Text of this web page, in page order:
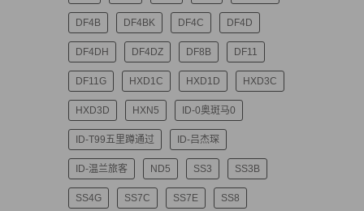
DF4B DF4BK DF4C DF4D
DF4DH DF4DZ DF8B DF11
DF11G HXD1C HXD1D HXD3C
HXD3D HXN5 ID-0奥斑马0
ID-T99五里蹲通过 ID-吕杰琛
ID-温兰旅客 ND5 SS3 SS3B
SS4G SS7C SS7E SS8